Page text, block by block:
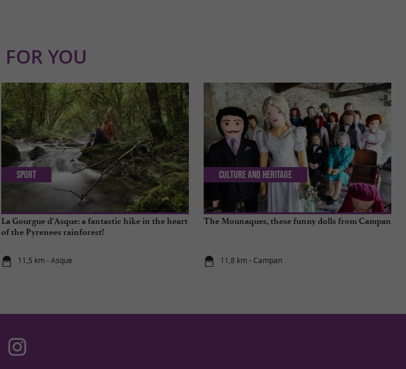
FOR YOU
La Gourgue d’Asque: a fantastic hike in the heart
of the Pyrenees rainforest!
11,5 km - Asque
Sport
The Mounaques, these funny dolls from Campan
11,8 km - Campan
Culture and Heritage